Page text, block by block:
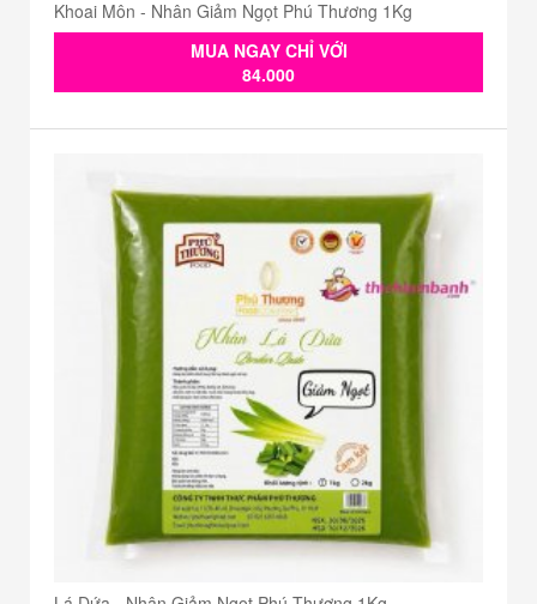
Khoai Môn - Nhân Giảm Ngọt Phú Thương 1Kg
MUA NGAY CHỈ VỚI
84.000